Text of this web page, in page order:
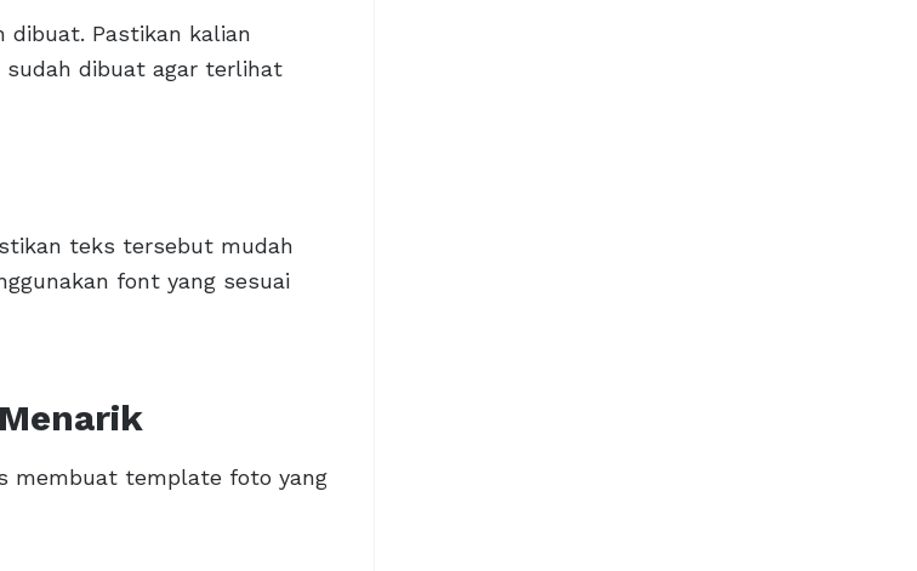
Pastikan kalian
sudah dibuat agar terlihat
teks tersebut mudah
font yang sesuai
membuat template foto yang